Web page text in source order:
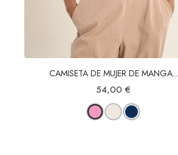
Vista rápida
CAMISETA DE MUJER DE MANGA...
54,00 €